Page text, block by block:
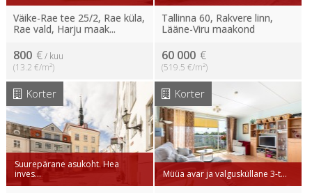
Väike-Rae tee 25/2, Rae küla,
Rae vald, Harju maak...
800 €/ kuu
(13.2 €/m²)
Tallinna 60, Rakvere linn,
Lääne-Viru maakond
60 000 €
(519.5 €/m²)
Korter
Suurepärane asukoht. Hea
inves...
Korter
Müüa avar ja valgusküllane 3-t...